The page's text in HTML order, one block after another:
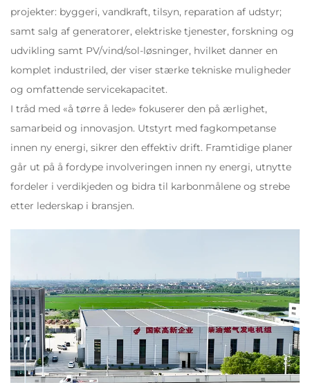
projekter: byggeri, vandkraft, tilsyn, reparation af udstyr;
samt salg af generatorer, elektriske tjenester, forskning og
udvikling samt PV/vind/sol-løsninger, hvilket danner en
komplet industriled, der viser stærke tekniske muligheder
og omfattende servicekapacitet.
I tråd med «å tørre å lede» fokuserer den på ærlighet,
samarbeid og innovasjon. Utstyrt med fagkompetanse
innen ny energi, sikrer den effektiv drift. Framtidige planer
går ut på å fordype involveringen innen ny energi, utnytte
fordeler i verdikjeden og bidra til karbonmålene og strebe
etter lederskap i bransjen.